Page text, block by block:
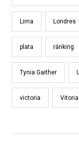
Lima Londres
plata ránking
Tynia Gaither
victoria